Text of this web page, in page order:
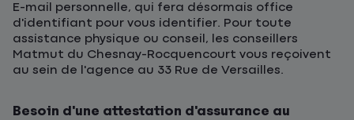
E-mail personnelle, qui fera désormais office
d'identifiant pour vous identifier. Pour toute
assistance physique ou conseil, les conseillers
Matmut du Chesnay-Rocquencourt vous reçoivent
au sein de l'agence au 33 Rue de Versailles.
Besoin d'une attestation d'assurance au